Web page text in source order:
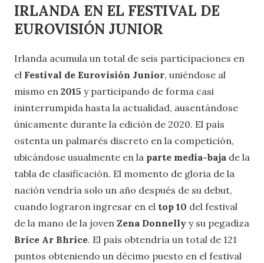
IRLANDA EN EL FESTIVAL DE
EUROVISIÓN JUNIOR
Irlanda acumula un total de seis participaciones en
el Festival de Eurovisión Junior, uniéndose al
mismo en 2015 y participando de forma casi
ininterrumpida hasta la actualidad, ausentándose
únicamente durante la edición de 2020. El país
ostenta un palmarés discreto en la competición,
ubicándose usualmente en la parte media-baja de la
tabla de clasificación. El momento de gloria de la
nación vendría solo un año después de su debut,
cuando lograron ingresar en el top 10 del festival
de la mano de la joven Zena Donnelly y su pegadiza
Bríce Ar Bhríce. El país obtendría un total de 121
puntos obteniendo un décimo puesto en el festival